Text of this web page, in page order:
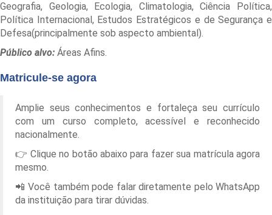
Geografia, Geologia, Ecologia, Climatologia, Ciência Política,
Política Internacional, Estudos Estratégicos e de Segurança e
Defesa(principalmente sob aspecto ambiental).
Público alvo: Áreas Afins.
Matricule-se agora
Amplie seus conhecimentos e fortaleça seu currículo
com um curso completo, acessível e reconhecido
nacionalmente.
👉 Clique no botão abaixo para fazer sua matrícula agora
mesmo.
📲 Você também pode falar diretamente pelo WhatsApp
da instituição para tirar dúvidas.